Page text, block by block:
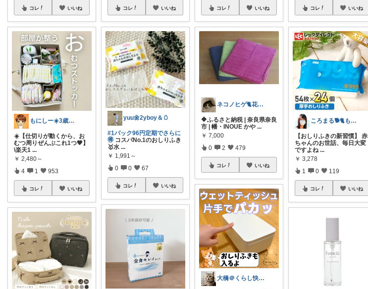
コレ いいね
もにしー☀️3歳娘と0歳息子のパパ🧡
☀️【仕切りが動くから、お
むつ周りぜんぶこれ1つ🧡】
\楽天1 ...
￥ 2,480～
4 1 953
コレ いいね
コレ いいね
yuu🌼2yboy＆🥚
#1パック96円定期でさらに
🉐 コスパNo.1のおしりふき
🥇水 ...
￥ 1,991～
0 0 67
コレ いいね
コレ いいね
ネコノヒゲ🐈花好きオタクの庭🪴
🔶ふるさと納税 | 奈良県奈良
市 | 幡・INOUE かや ...
￥ 7,000
0 2 479
コレ いいね
大橋＠くらし快適LAB🌿
コレ いいね
ころまる🐕🐈もふもふ愛好家💓
【おしりふきの新習慣】 赤
ちゃんのお世話、毎日大変
ですよね ...
￥ 3,278
1 0 119
コレ いいね